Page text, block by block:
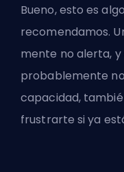
Bueno, esto es
recomendamos.
mente no alerta, y
probablemente
capacidad,
frustrarte si ya